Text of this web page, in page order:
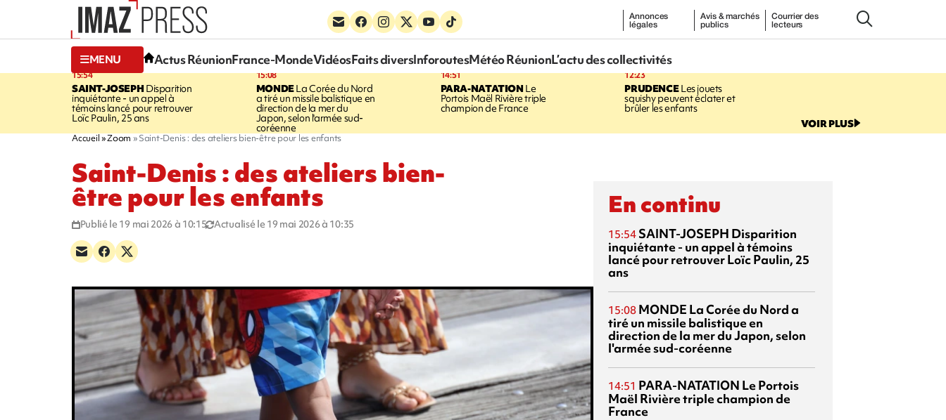
Annonces
légales
Avis & marchés
publics
Courrier des
lecteurs
MENU Actus RéunionFrance-MondeVidéosFaits diversInforoutesMétéo RéunionL’actu des collectivités
15:54
SAINT-JOSEPHDisparition
inquiétante - un appel à
témoins lancé pour retrouver
Loïc Paulin, 25 ans
15:08
MONDELa Corée du Nord
a tiré un missile balistique en
direction de la mer du
Japon, selon l'armée sud-
coréenne
14:51
PARA-NATATIONLe
Portois Maël Rivière triple
champion de France
12:23
PRUDENCELes jouets
squishy peuvent éclater et
brûler les enfants
VOIR PLUS
Accueil Zoom Saint-Denis : des ateliers bien-être pour les enfants
Saint-Denis : des ateliers bien-
être pour les enfants
Publié le 19 mai 2026 à 10:15 Actualisé le 19 mai 2026 à 10:35
En continu
15:54 SAINT-JOSEPH Disparition
inquiétante - un appel à témoins
lancé pour retrouver Loïc Paulin, 25
ans
15:08 MONDE La Corée du Nord a
tiré un missile balistique en
direction de la mer du Japon, selon
l'armée sud-coréenne
14:51 PARA-NATATION Le Portois
Maël Rivière triple champion de
France